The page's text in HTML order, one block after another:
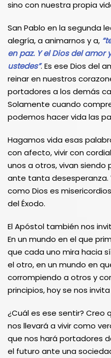
sino con nuestra propia
San Pablo en la segunda
alegría, a animarnos y a,
en paz. Y el Dios del amor
ustedes”. Es ese Dios del
reinar en nuestros
portadores a los demás
Solamente cuando
podemos hacer vida las
Hagamos vida esas
con afecto, vivir con
unos a otros, vivan
ante tanta desesperanza.
como Dios es
del Éxodo.
El Apóstol también nos
En un mundo en el que
que cada uno mira hacia
el otro, en un mundo en
corrompiendo a otros y
principios, hoy se nos
¿Cuál es ese sentir? Creo
nos llevará a vivir como
que nos hará portadores
el futuro ante una